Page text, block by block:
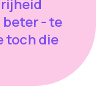
- te
toch die